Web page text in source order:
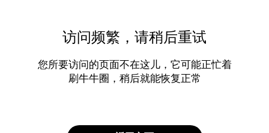
访问频繁，请稍后重试
您所要访问的页面不在这儿，它可能正忙着
刷牛牛圈，稍后就能恢复正常